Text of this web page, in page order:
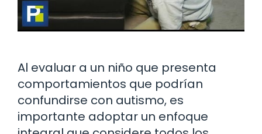
Al evaluar a un niño que presenta
comportamientos que podrían
confundirse con autismo, es
importante adoptar un enfoque